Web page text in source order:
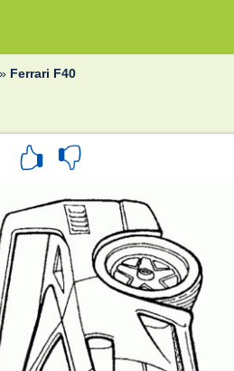
» Ferrari F40